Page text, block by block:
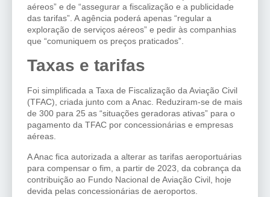
aéreos” e de “assegurar a fiscalização e a publicidade
das tarifas”. A agência poderá apenas “regular a
exploração de serviços aéreos” e pedir às companhias
que “comuniquem os preços praticados”.
Taxas e tarifas
Foi simplificada a Taxa de Fiscalização da Aviação Civil
(TFAC), criada junto com a Anac. Reduziram-se de mais
de 300 para 25 as “situações geradoras ativas” para o
pagamento da TFAC por concessionárias e empresas
aéreas.
A Anac fica autorizada a alterar as tarifas aeroportuárias
para compensar o fim, a partir de 2023, da cobrança da
contribuição ao Fundo Nacional de Aviação Civil, hoje
devida pelas concessionárias de aeroportos.